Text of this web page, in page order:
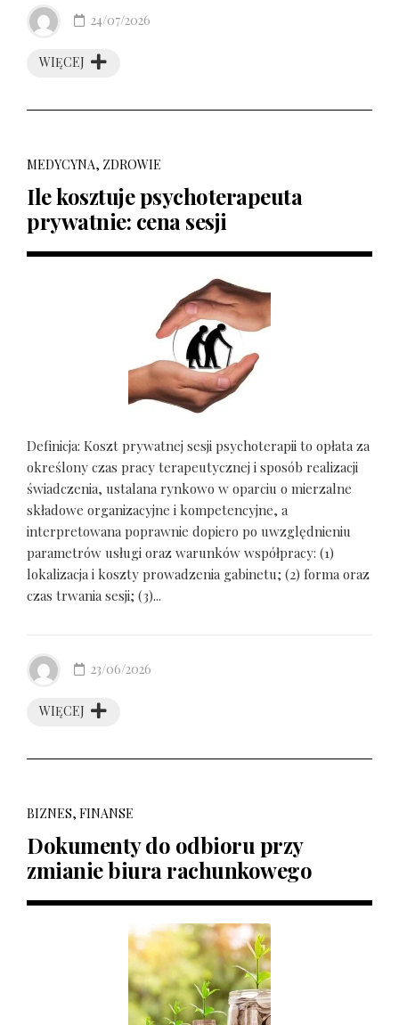
WIĘCEJ
24/07/2026
MEDYCYNA, ZDROWIE
Ile kosztuje psychoterapeuta
prywatnie: cena sesji
Definicja: Koszt prywatnej sesji psychoterapii to opłata za
określony czas pracy terapeutycznej i sposób realizacji
świadczenia, ustalana rynkowo w oparciu o mierzalne
składowe organizacyjne i kompetencyjne, a
interpretowana poprawnie dopiero po uwzględnieniu
parametrów usługi oraz warunków współpracy: (1)
lokalizacja i koszty prowadzenia gabinetu; (2) forma oraz
czas trwania sesji; (3)...
WIĘCEJ
23/06/2026
BIZNES, FINANSE
Dokumenty do odbioru przy
zmianie biura rachunkowego